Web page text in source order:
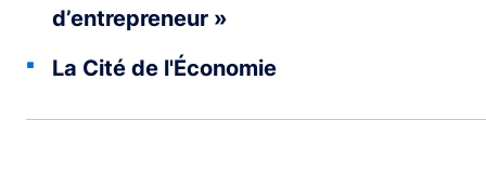
d’entrepreneur »
La Cité de l'Économie